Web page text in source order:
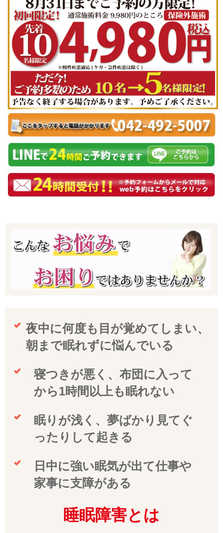
夜中に何度も目が覚めてしまい、
朝まで眠れずに悩んでいる
寝つきが悪く、布団に入って
から1時間以上も眠れない
眠りが浅く、夢ばかり見てぐ
ったりして起きる
日中に強い眠気が出て仕事や
家事に支障がある
睡眠障害とは